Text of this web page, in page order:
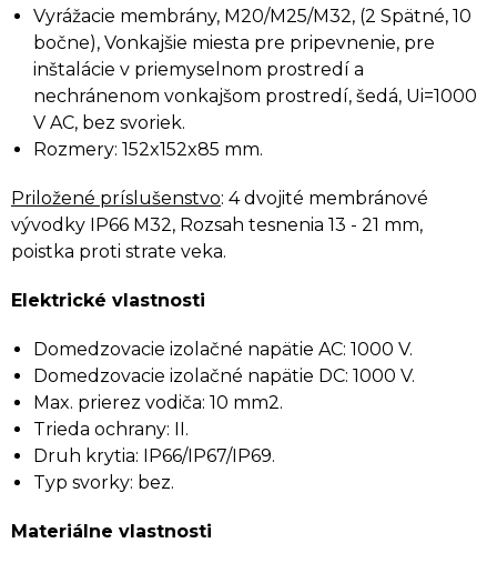
Vyrážacie membrány, M20/M25/M32, (2 Spätné, 10
bočne), Vonkajšie miesta pre pripevnenie, pre
inštalácie v priemyselnom prostredí a
nechránenom vonkajšom prostredí, šedá, Ui=1000
V AC, bez svoriek.
Rozmery: 152x152x85 mm.
Priložené príslušenstvo: 4 dvojité membránové
vývodky IP66 M32, Rozsah tesnenia 13 - 21 mm,
poistka proti strate veka.
Elektrické vlastnosti
Domedzovacie izolačné napätie AC: 1000 V.
Domedzovacie izolačné napätie DC: 1000 V.
Max. prierez vodiča: 10 mm2.
Trieda ochrany: II.
Druh krytia: IP66/IP67/IP69.
Typ svorky: bez.
Materiálne vlastnosti